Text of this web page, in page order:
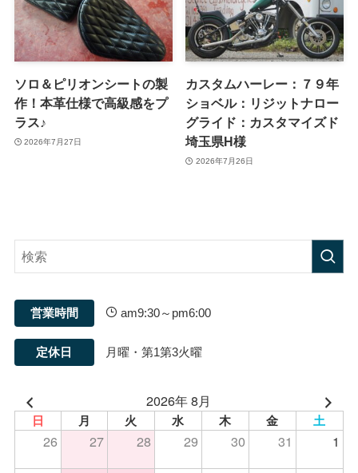
ソロ＆ピリオンシートの製
作！本革仕様で高級感をプ
ラス♪
2026年7月27日
カスタムハーレー：７９年
ショベル：リジットナロー
グライド：カスタマイズド
埼玉県H様
2026年7月26日
営業時間 am9:30～pm6:00
定休日 月曜・第1第3火曜
2026年 8月
日 月 火 水 木 金 土
26 27 28 29 30 31
1